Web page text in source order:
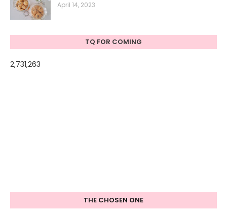
April 14, 2023
TQ FOR COMING
2,731,263
THE CHOSEN ONE